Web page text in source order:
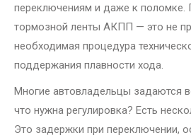
переключениям и даже к поломке.
тормозной ленты АКПП — это не
необходимая процедура
поддержания плавности хода.
Многие автовладельцы задаются
что нужна регулировка? Есть
Это задержки при переключении,